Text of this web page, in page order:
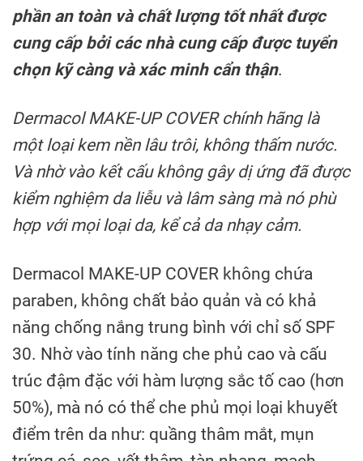
phần an toàn và chất lượng tốt nhất được
cung cấp bởi các nhà cung cấp được tuyển
chọn kỹ càng và xác minh cẩn thận.
Dermacol MAKE-UP COVER chính hãng là
một loại kem nền lâu trôi, không thấm nước.
Và nhờ vào kết cấu không gây dị ứng đã được
kiểm nghiệm da liễu và lâm sàng mà nó phù
hợp với mọi loại da, kể cả da nhạy cảm.
Dermacol MAKE-UP COVER không chứa
paraben, không chất bảo quản và có khả
năng chống nắng trung bình với chỉ số SPF
30. Nhờ vào tính năng che phủ cao và cấu
trúc đậm đặc với hàm lượng sắc tố cao (hơn
50%), mà nó có thể che phủ mọi loại khuyết
điểm trên da như: quầng thâm mắt, mụn